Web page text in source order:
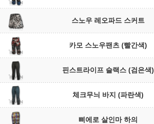
스노우 레오파드 스커트
카모 스노우팬츠 (빨간색)
핀스트라이프 슬랙스 (검은색)
체크무늬 바지 (파란색)
삐에로 살인마 하의